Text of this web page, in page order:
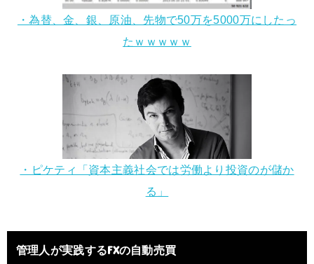
・為替、金、銀、原油、先物で50万を5000万にしたっ
たｗｗｗｗｗ
・ピケティ「資本主義社会では労働より投資のが儲か
る」
管理人が実践するFXの自動売買